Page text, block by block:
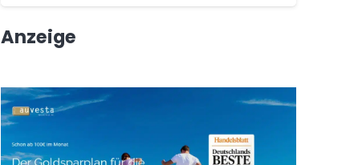
Anzeige